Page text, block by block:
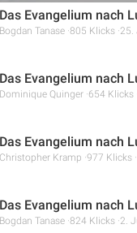
Das Evangelium nach
Bogdan Tanase 805 Klicks 25.
Das Evangelium nach
Dominique Quinger 654 Klicks
Das Evangelium nach
Christopher Kramp 977 Klicks
Das Evangelium nach
Bogdan Tanase 824 Klicks 2.